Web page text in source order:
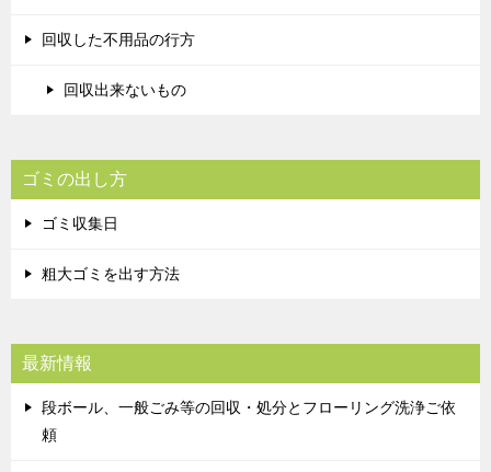
回収した不用品の行方
回収出来ないもの
ゴミの出し方
ゴミ収集日
粗大ゴミを出す方法
最新情報
段ボール、一般ごみ等の回収・処分とフローリング洗浄ご依
頼